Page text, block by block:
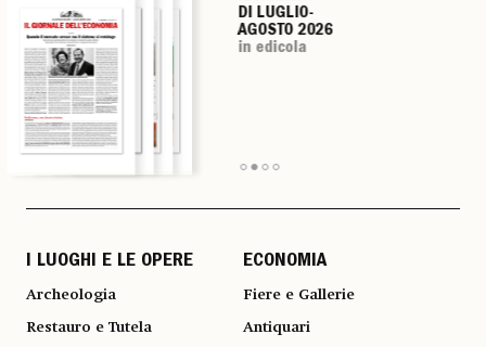
DI LUGLIO-
AGOSTO 2026
in edicola
DI LUGLIO-
AGOSTO 2026
in edicola
DI LUGLIO-
AGOSTO 2026
in edicola
DI LUGLIO-
AGOSTO 2026
in edicola
I LUOGHI E LE OPERE
Archeologia
Restauro e Tutela
ECONOMIA
Fiere e Gallerie
Antiquari